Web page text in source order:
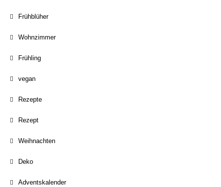
Frühblüher
Wohnzimmer
Frühling
vegan
Rezepte
Rezept
Weihnachten
Deko
Adventskalender